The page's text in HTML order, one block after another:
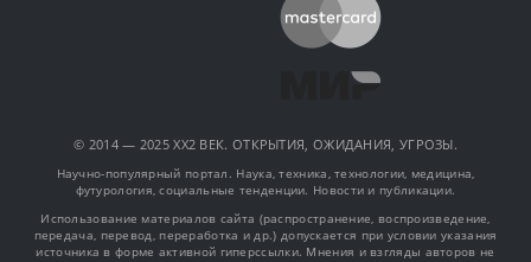
© 2014 — 2025 XX2 ВЕК. ОТКРЫТИЯ, ОЖИДАНИЯ, УГРОЗЫ.
Научно-популярный портал. Наука, техника, технологии, медицина,
футурология, социальные тенденции. Новости и публикации.
Использование материалов сайта (распространение, воспроизведение,
передача, перевод, переработка и др.) допускается при условии указания
источника в форме активной гиперссылки. Мнения и взгляды авторов не